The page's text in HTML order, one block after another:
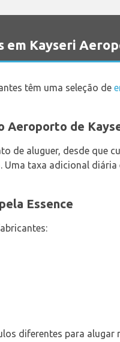
em Kayseri
têm uma seleção de
Aeroporto de
de aluguer, desde que
taxa adicional
Essence
diferentes para